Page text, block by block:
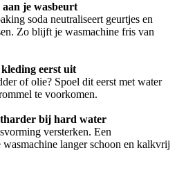
aan je wasbeurt
soda neutraliseert geurtjes en
Zo blijft je wasmachine fris van
eerst uit
of olie? Spoel dit eerst met water
te voorkomen.
bij hard water
versterken. Een
langer schoon en kalkvrij